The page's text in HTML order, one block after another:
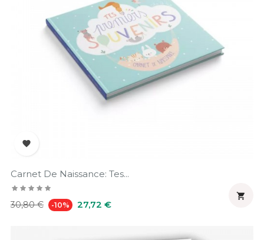

Carnet De Naissance: Tes...
Prix
30,80 € -10% Prix
27,72 €
